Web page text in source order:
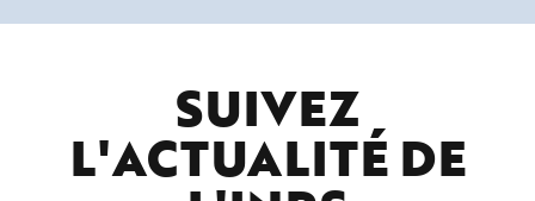
SUIVEZ
L'ACTUALITÉ DE